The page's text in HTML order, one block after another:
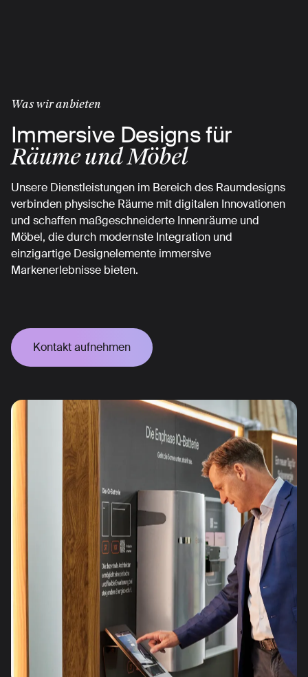
Was wir anbieten
Immersive Designs für
Räume und Möbel
Unsere Dienstleistungen im Bereich des Raumdesigns
verbinden physische Räume mit digitalen Innovationen
und schaffen maßgeschneiderte Innenräume und
Möbel, die durch modernste Integration und
einzigartige Designelemente immersive
Markenerlebnisse bieten.
Kontakt aufnehmen